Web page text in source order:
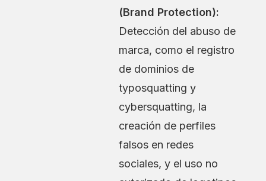
(Brand Protection):
Detección del abuso de
marca, como el registro
de dominios de
typosquatting y
cybersquatting, la
creación de perfiles
falsos en redes
sociales, y el uso no